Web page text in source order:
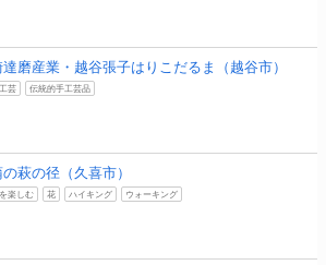
達磨産業・越谷張子はりこだるま（越谷市）
芸 伝統的手工芸品
萩の径（久喜市）
楽しむ 花 ハイキング ウォーキング